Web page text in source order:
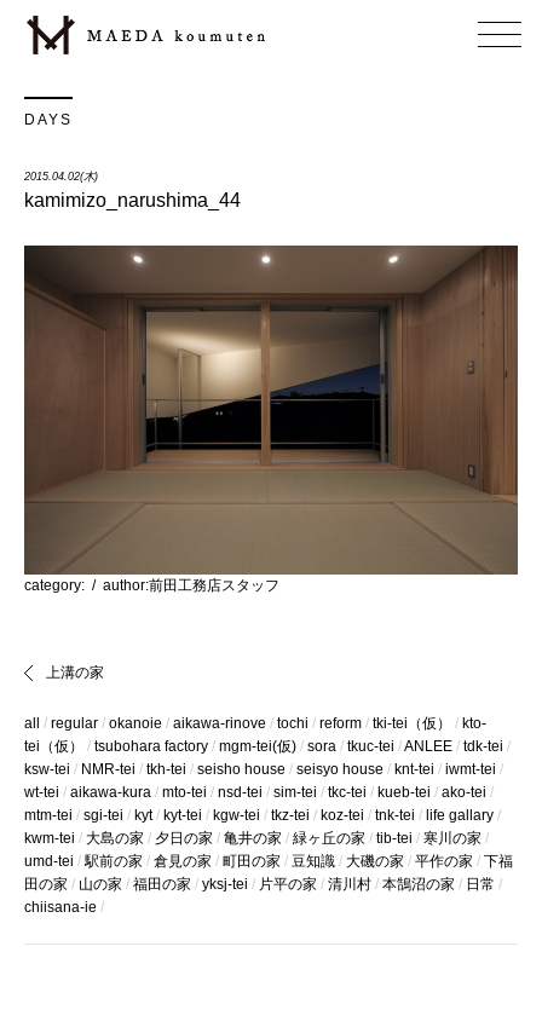
DAYS
2015.04.02(木)
kamimizo_narushima_44
category: / author:前田工務店スタッフ
上溝の家
all regular okanoie aikawa-rinove tochi reform tki-tei（仮）
kto-
tei（仮）
tsubohara factory mgm-tei(仮) sora tkuc-tei ANLEE
tdk-tei
ksw-tei
NMR-tei tkh-tei seisho house seisyo house knt-tei
iwmt-tei
wt-tei
aikawa-kura mto-tei nsd-tei sim-tei tkc-tei kueb-tei
ako-tei
mtm-tei
sgi-tei kyt kyt-tei kgw-tei tkz-tei koz-tei tnk-tei
life gallary
kwm-tei
大島の家 夕日の家 亀井の家 緑ヶ丘の家 tib-tei
寒川の家
umd-tei
駅前の家 倉見の家 町田の家 豆知識 大磯の家 平作の家
下福
田の家
山の家 福田の家 yksj-tei 片平の家 清川村 本鵠沼の家
日常
chiisana-ie